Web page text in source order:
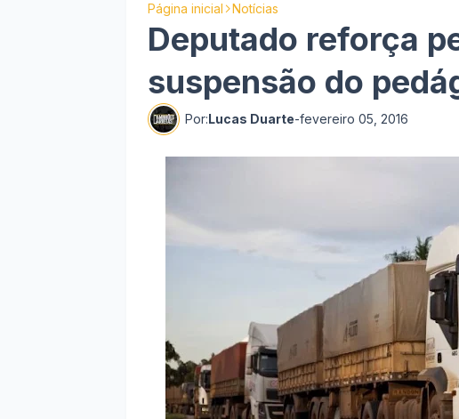
Página inicial Notícias
Deputado reforça
suspensão do
Por:Lucas Duarte-fevereiro 05, 2016